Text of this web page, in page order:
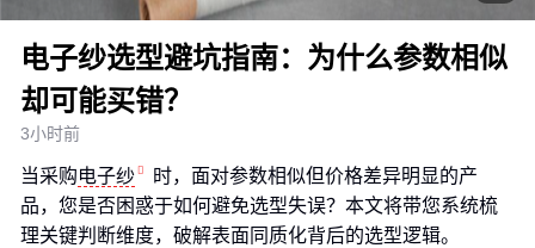
电子纱选型避坑指南：为什么参数相似
却可能买错？
3小时前
当采购电子纱
时，面对参数相似但价格差异明显的产
品，您是否困惑于如何避免选型失误？本文将带您系统梳
理关键判断维度，破解表面同质化背后的选型逻辑。